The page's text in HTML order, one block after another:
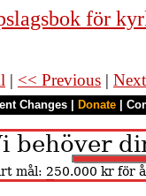
för
| << Previous |
Changes Donate